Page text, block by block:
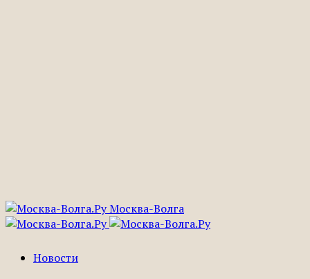
Москва-Волга
Новости